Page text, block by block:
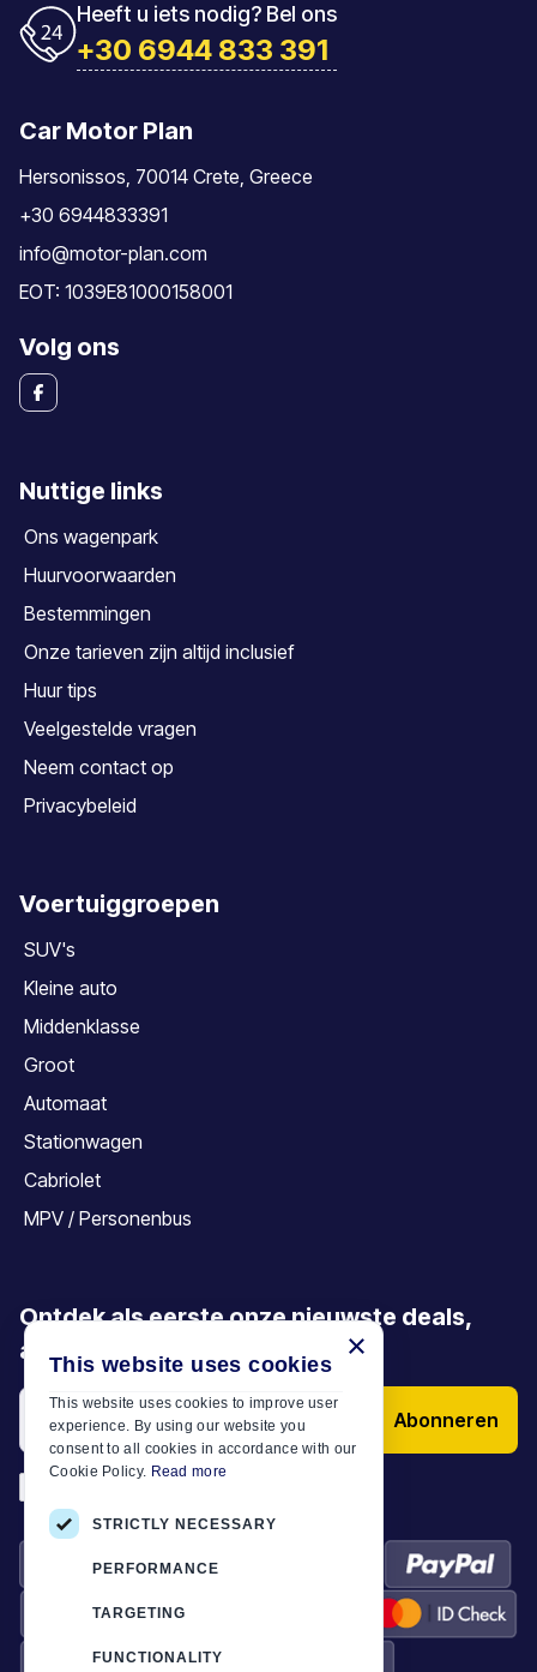
Heeft u iets nodig? Bel ons
+30 6944 833 391
Car Motor Plan
Hersonissos, 70014 Crete, Greece
+30 6944833391
info@motor-plan.com
EOT: 1039E81000158001
Volg ons
Nuttige links
Ons wagenpark
Huurvoorwaarden
Bestemmingen
Onze tarieven zijn altijd inclusief
Huur tips
Veelgestelde vragen
Neem contact op
Privacybeleid
Voertuiggroepen
SUV's
Kleine auto
Middenklasse
Groot
Automaat
Stationwagen
Cabriolet
MPV / Personenbus
Ontdek als eerste onze nieuwste deals,
aanbiedingen en artikelen
Abonneren
×
This website uses cookies
This website uses cookies to improve user
experience. By using our website you
consent to all cookies in accordance with our
Cookie Policy. Read more
STRICTLY NECESSARY
PERFORMANCE
TARGETING
FUNCTIONALITY